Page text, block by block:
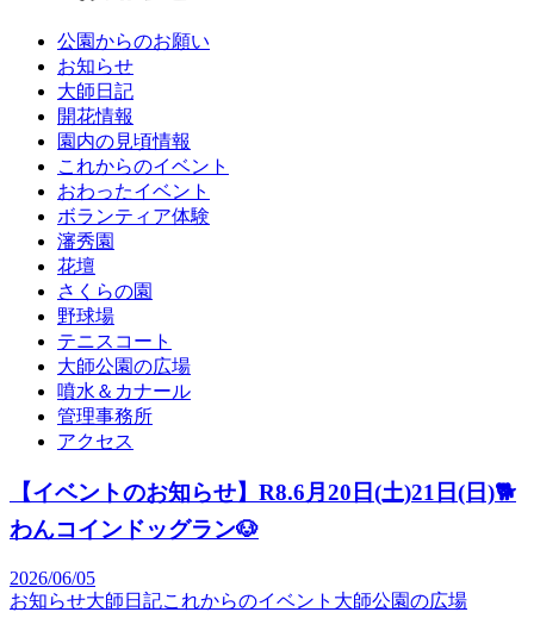
公園からのお願い
お知らせ
大師日記
開花情報
園内の見頃情報
これからのイベント
おわったイベント
ボランティア体験
瀋秀園
花壇
さくらの園
野球場
テニスコート
大師公園の広場
噴水＆カナール
管理事務所
アクセス
【イベントのお知らせ】R8.6月20日(土)21日(日)🐕
わんコインドッグラン🐶
2026/06/05
お知らせ大師日記これからのイベント 大師公園の広場